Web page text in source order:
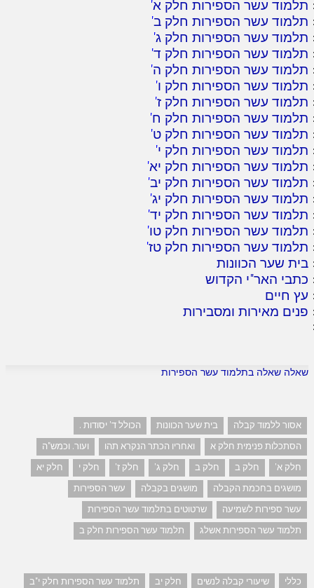
תלמוד עשר הספירות חלק א'
תלמוד עשר הספירות חלק ב'
תלמוד עשר הספירות חלק ג'
תלמוד עשר הספירות חלק ד'
תלמוד עשר הספירות חלק ה'
תלמוד עשר הספירות חלק ו'
תלמוד עשר הספירות חלק ז'
תלמוד עשר הספירות חלק ח'
תלמוד עשר הספירות חלק ט'
תלמוד עשר הספירות חלק י'
תלמוד עשר הספירות חלק יא'
תלמוד עשר הספירות חלק יב'
תלמוד עשר הספירות חלק יג'
תלמוד עשר הספירות חלק יד'
תלמוד עשר הספירות חלק טו'
תלמוד עשר הספירות חלק טז'
בית שער הכוונות
כתבי האר"י הקדוש
עץ חיים
פנים מאירות ומסבירות
שאלה שאלה בתלמוד עשר הספירות
אסור ללמוד קבלה בית שער הכוונות
הכולל ד' יסודות .
הסתכלות פנימית חלק א
ואחריו הכתר הנקרא תהו
ועור. וכמש"ה
חלק א'
חלק ב חלק ב חלק ג' חלק ז' חלק י
חלק יא
מושגים בחכמת הקבלה
מושגים בקבלה
עשר הספירות
עשר ספירות לשמיעה
שרטוטים בתלמוד עשר הספירות
תלמוד עשר הספירות אשלג
תלמוד עשר הספירות חלק ב
כללי שיעורי קבלה לנשים חלק יב
תלמוד עשר הספירות חלק י"ב